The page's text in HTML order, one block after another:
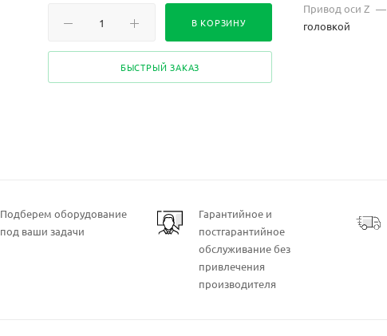
В КОРЗИНУ
БЫСТРЫЙ ЗАКАЗ
Привод оси Z —
головкой
Подберем оборудование
под ваши задачи
Гарантийное и
постгарантийное
обслуживание без
привлечения
производителя